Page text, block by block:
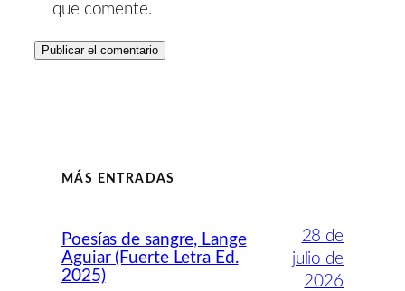
que comente.
MÁS ENTRADAS
Poesías de sangre, Lange
Aguiar (Fuerte Letra Ed.
2025)
28 de
julio de
2026